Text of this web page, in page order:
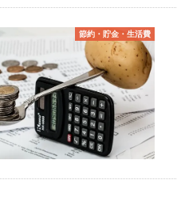
節約・貯金・生活費